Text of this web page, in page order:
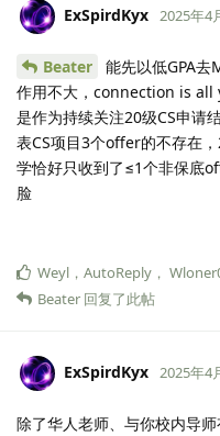
ExSpirdKyx 2025年4
Beater
能先以低GPA去
作用不大，connection is all
是作为持续关注20级CS申请
表CS项目3个offer的不存在
学恰好只收到了≤1个非保底
脸
Weyl ， AutoReply ，
Beater 回复了此帖
ExSpirdKyx 2025年4
除了华人老师、与你校内导